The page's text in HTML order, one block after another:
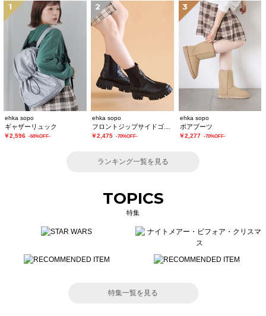
1
ehka sopo
ギャザーリュック
￥2,596 -60%OFF-
2
ehka sopo
￥2,475 -70%OFF-
3
ehka sopo
ボアブーツ
￥2,277 -70%OFF-
ランキング一覧を見る
TOPICS
特集
特集一覧を見る